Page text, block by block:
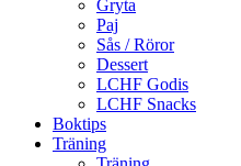
Gryta
Paj
Sås / Röror
Dessert
LCHF Godis
LCHF Snacks
Boktips
Träning